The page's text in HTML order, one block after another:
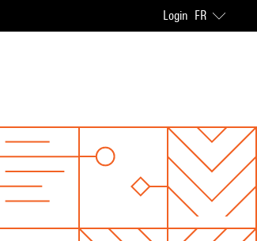
Login FR